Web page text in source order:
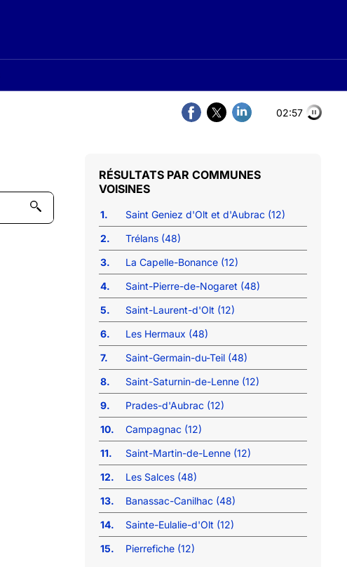
02:56
COMMUNES
VOISINES
1.
Saint Geniez d'Olt et d'Aubrac (12)
2.
Trélans (48)
3.
La Capelle-Bonance (12)
4.
Saint-Pierre-de-Nogaret (48)
5.
Saint-Laurent-d'Olt (12)
6.
Les Hermaux (48)
7.
Saint-Germain-du-Teil (48)
8.
Saint-Saturnin-de-Lenne (12)
9.
Prades-d'Aubrac (12)
10.
Campagnac (12)
11.
Saint-Martin-de-Lenne (12)
12.
Les Salces (48)
13.
Banassac-Canilhac (48)
14.
Sainte-Eulalie-d'Olt (12)
15.
Pierrefiche (12)